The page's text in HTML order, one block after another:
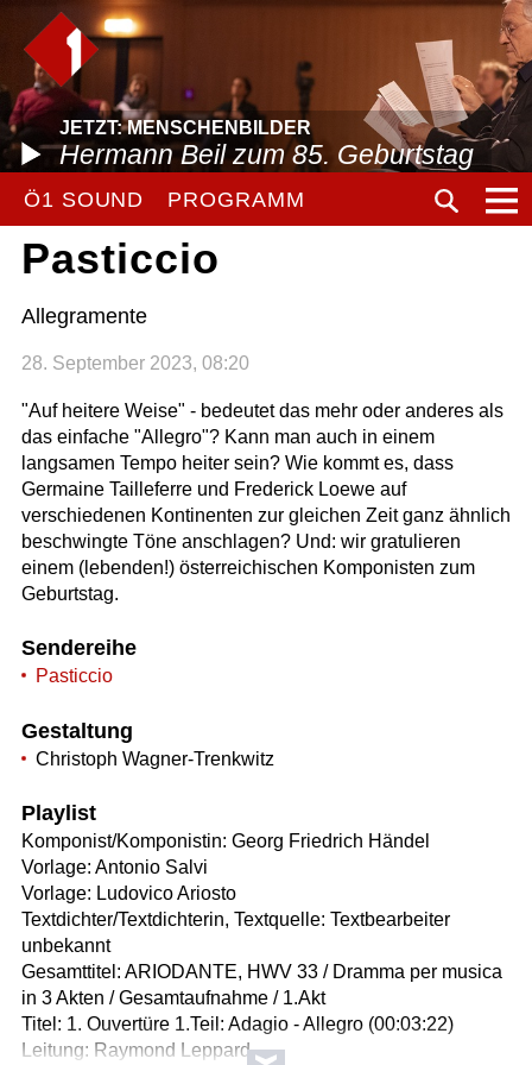
JETZT: MENSCHENBILDER
Hermann Beil zum 85. Geburtstag
Ö1 SOUND PROGRAMM
Pasticcio
Allegramente
28. September 2023, 08:20
"Auf heitere Weise" - bedeutet das mehr oder anderes als
das einfache "Allegro"? Kann man auch in einem
langsamen Tempo heiter sein? Wie kommt es, dass
Germaine Tailleferre und Frederick Loewe auf
verschiedenen Kontinenten zur gleichen Zeit ganz ähnlich
beschwingte Töne anschlagen? Und: wir gratulieren
einem (lebenden!) österreichischen Komponisten zum
Geburtstag.
Sendereihe
Pasticcio
Gestaltung
Christoph Wagner-Trenkwitz
Playlist
Komponist/Komponistin: Georg Friedrich Händel
Vorlage: Antonio Salvi
Vorlage: Ludovico Ariosto
Textdichter/Textdichterin, Textquelle: Textbearbeiter
unbekannt
Gesamttitel: ARIODANTE, HWV 33 / Dramma per musica
in 3 Akten / Gesamtaufnahme / 1.Akt
Titel: 1. Ouvertüre 1.Teil: Adagio - Allegro (00:03:22)
Leitung: Raymond Leppard